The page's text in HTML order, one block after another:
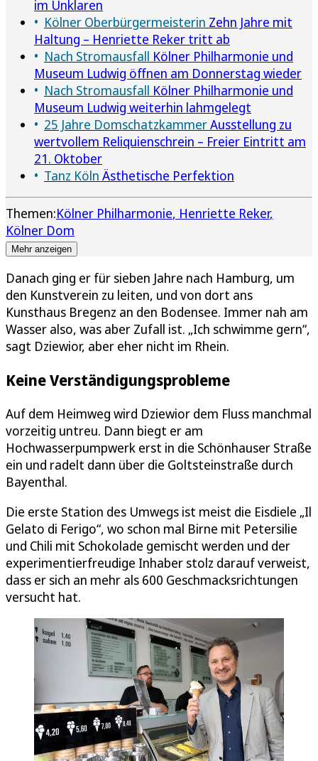
im Unklaren
Kölner Oberbürgermeisterin Zehn Jahre mit
Haltung – Henriette Reker tritt ab
Nach Stromausfall Kölner Philharmonie und
Museum Ludwig öffnen am Donnerstag wieder
Nach Stromausfall Kölner Philharmonie und
Museum Ludwig weiterhin lahmgelegt
25 Jahre DomschatzkammerAusstellung zu
wertvollem Reliquienschrein – Freier Eintritt am
21. Oktober
Tanz Köln Ästhetische Perfektion
Themen:Kölner Philharmonie Henriette Reker
Kölner Dom
Mehr anzeigen
Danach ging er für sieben Jahre nach Hamburg, um
den Kunstverein zu leiten, und von dort ans
Kunsthaus Bregenz an den Bodensee. Immer nah am
Wasser also, was aber Zufall ist. „Ich schwimme gern“,
sagt Dziewior, aber eher nicht im Rhein.
Keine Verständigungsprobleme
Auf dem Heimweg wird Dziewior dem Fluss manchmal
vorzeitig untreu. Dann biegt er am
Hochwasserpumpwerk erst in die Schönhauser Straße
ein und radelt dann über die Goltsteinstraße durch
Bayenthal.
Die erste Station des Umwegs ist meist die Eisdiele „Il
Gelato di Ferigo“, wo schon mal Birne mit Petersilie
und Chili mit Schokolade gemischt werden und der
experimentierfreudige Inhaber stolz darauf verweist,
dass er sich an mehr als 600 Geschmacksrichtungen
versucht hat.